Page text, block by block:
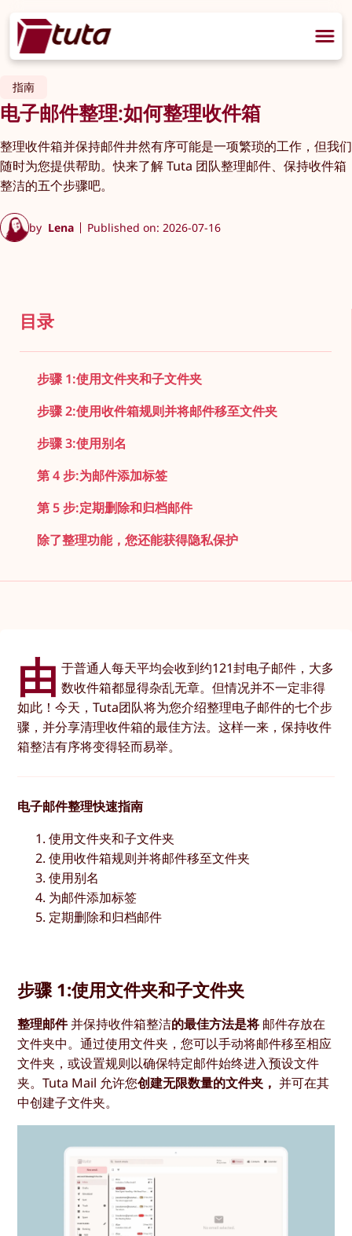
指南
电子邮件整理:如何整理收件箱
整理收件箱并保持邮件井然有序可能是一项繁琐的工作，但我们
随时为您提供帮助。快来了解 Tuta 团队整理邮件、保持收件箱
整洁的五个步骤吧。
by Lena Published on: 2026-07-16
目录
步骤 1:使用文件夹和子文件夹
步骤 2:使用收件箱规则并将邮件移至文件夹
步骤 3:使用别名
第 4 步:为邮件添加标签
第 5 步:定期删除和归档邮件
除了整理功能，您还能获得隐私保护
由 于普通人每天平均会收到约121封电子邮件，大多
数收件箱都显得杂乱无章。但情况并不一定非得
如此！今天，Tuta团队将为您介绍整理电子邮件的七个步
骤，并分享清理收件箱的最佳方法。这样一来，保持收件
箱整洁有序将变得轻而易举。
电子邮件整理快速指南
使用文件夹和子文件夹
使用收件箱规则并将邮件移至文件夹
使用别名
为邮件添加标签
定期删除和归档邮件
步骤 1:使用文件夹和子文件夹
整理邮件并保持收件箱整洁的最佳方法是将 邮件存放在
文件夹中。通过使用文件夹，您可以手动将邮件移至相应
文件夹，或设置规则以确保特定邮件始终进入预设文件
夹。Tuta Mail 允许您创建无限数量的文件夹， 并可在其
中创建子文件夹。